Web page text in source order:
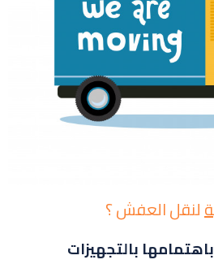
لنقل العفش ؟
بالتجهيزات